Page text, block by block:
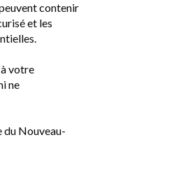
contenir
et les
votre
ne
du Nouveau-